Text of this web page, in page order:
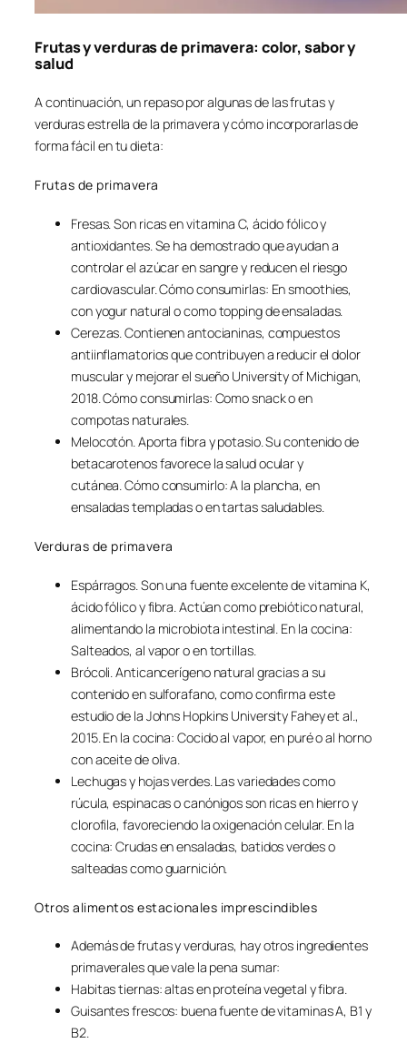
Frutas y verduras de primavera: color, sabor y
salud
A continuación, un repaso por algunas de las frutas y
verduras estrella de la primavera y cómo incorporarlas de
forma fácil en tu dieta:
Frutas de primavera
Fresas. Son ricas en vitamina C, ácido fólico y
antioxidantes. Se ha demostrado que ayudan a
controlar el azúcar en sangre y reducen el riesgo
cardiovascular. Cómo consumirlas: En smoothies,
con yogur natural o como topping de ensaladas.
Cerezas. Contienen antocianinas, compuestos
antiinflamatorios que contribuyen a reducir el dolor
muscular y mejorar el sueño University of Michigan,
2018. Cómo consumirlas: Como snack o en
compotas naturales.
Melocotón. Aporta fibra y potasio. Su contenido de
betacarotenos favorece la salud ocular y
cutánea. Cómo consumirlo: A la plancha, en
ensaladas templadas o en tartas saludables.
Verduras de primavera
Espárragos. Son una fuente excelente de vitamina K,
ácido fólico y fibra. Actúan como prebiótico natural,
alimentando la microbiota intestinal. En la cocina:
Salteados, al vapor o en tortillas.
Brócoli. Anticancerígeno natural gracias a su
contenido en sulforafano, como confirma este
estudio de la Johns Hopkins University Fahey et al.,
2015. En la cocina: Cocido al vapor, en puré o al horno
con aceite de oliva.
Lechugas y hojas verdes. Las variedades como
rúcula, espinacas o canónigos son ricas en hierro y
clorofila, favoreciendo la oxigenación celular. En la
cocina: Crudas en ensaladas, batidos verdes o
salteadas como guarnición.
Otros alimentos estacionales imprescindibles
Además de frutas y verduras, hay otros ingredientes
primaverales que vale la pena sumar:
Habitas tiernas: altas en proteína vegetal y fibra.
Guisantes frescos: buena fuente de vitaminas A, B1 y
B2.